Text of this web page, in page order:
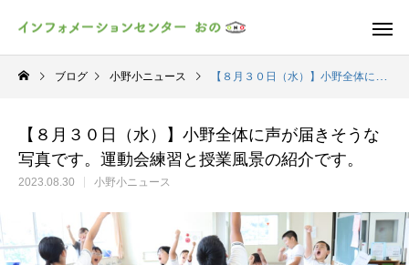
ブログ 小野小ニュース 【８月３０日（水）】小野全体に声が届きそうな写真です。運動会練習と授業風景の紹介です。
【８月３０日（水）】小野全体に声が届きそうな
写真です。運動会練習と授業風景の紹介です。
2023.08.30 小野小ニュース